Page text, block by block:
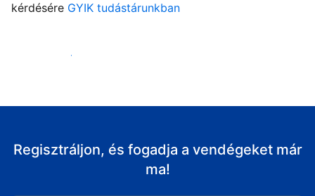
kérdésére GYIK tudástárunkban
Fogadja vendégeit
Regisztráljon, és fogadja a vendégeket már
ma!